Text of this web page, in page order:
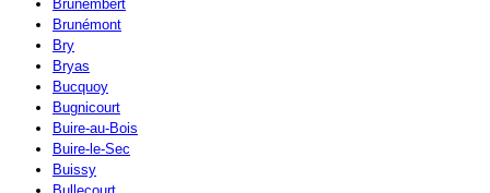
Brunembert
Brunémont
Bry
Bryas
Bucquoy
Bugnicourt
Buire-au-Bois
Buire-le-Sec
Buissy